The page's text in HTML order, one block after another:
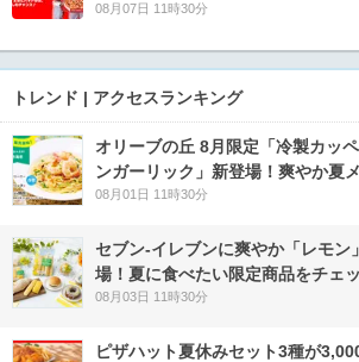
08月07日 11時30分
トレンド | アクセスランキング
オリーブの丘 8月限定「冷製カッ
ンガーリック」新登場！爽やか夏
08月01日 11時30分
セブン‐イレブンに爽やか「レモ
場！夏に食べたい限定商品をチェ
08月03日 11時30分
ピザハット夏休みセット3種が